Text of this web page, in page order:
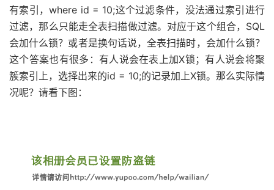
有索引，where id = 10;这个过滤条件，没法通过索引进行
过滤，那么只能走全表扫描做过滤。对应于这个组合，SQL
会加什么锁？或者是换句话说，全表扫描时，会加什么锁？
这个答案也有很多：有人说会在表上加X锁；有人说会将聚
簇索引上，选择出来的id = 10;的记录加上X锁。那么实际情
况呢？请看下图：